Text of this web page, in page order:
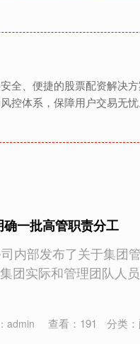
全、便捷的股票配资解决
控体系，保障用户交易无
一批高管职责分工
内部发布了关于集团
团实际和管理团队人
admin 查看： 191 分类：